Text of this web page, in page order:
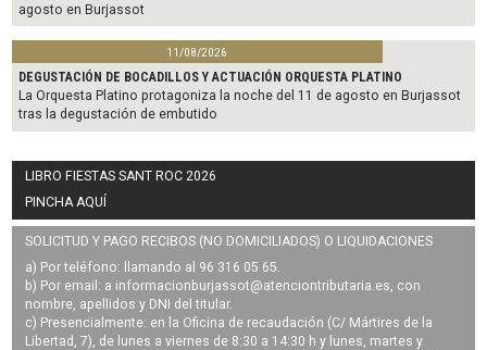
agosto en Burjassot
11/08/2026
DEGUSTACIÓN DE BOCADILLOS Y ACTUACIÓN ORQUESTA PLATINO
La Orquesta Platino protagoniza la noche del 11 de agosto en Burjassot
tras la degustación de embutido
LIBRO FIESTAS SANT ROC 2026
PINCHA AQUÍ
SOLICITUD Y PAGO RECIBOS (NO DOMICILIADOS) O LIQUIDACIONES
a) Por teléfono: llamando al 96 316 05 65.
b) Por email: a informacionburjassot@atenciontributaria.es, con
nombre, apellidos y DNI del titular.
c) Presencialmente: en la Oficina de recaudación (C/ Mártires de la
Libertad, 7), de lunes a viernes de 8:30 a 14:30 h y lunes, martes y